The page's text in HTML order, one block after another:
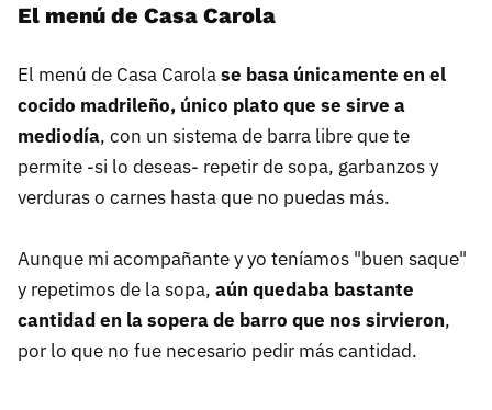
El menú de Casa Carola
El menú de Casa Carolase basa únicamente en el
cocido madrileño, único plato que se sirve a
mediodía, con un sistema de barra libre que te
permite -si lo deseas- repetir de sopa, garbanzos y
verduras o carnes hasta que no puedas más.
Aunque mi acompañante y yo teníamos "buen saque"
y repetimos de la sopa, aún quedaba bastante
cantidad en la sopera de barro que nos sirvieron,
por lo que no fue necesario pedir más cantidad.